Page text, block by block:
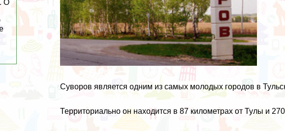
Суворов является одним из самых молодых городов в
Территориально он находится в 87 километрах от Тулы и
О